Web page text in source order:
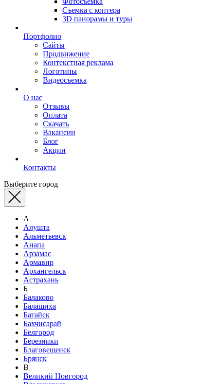
Съемка с коптера
3D панорамы и туры
Портфолио
Сайты
Продвижение
Контекстная реклама
Логотипы
Видеосъемка
О нас
Отзывы
Оплата
Скачать
Вакансии
Блог
Акции
Контакты
Выберите город
А
Алушта
Альметьевск
Анапа
Арзамас
Армавир
Архангельск
Астрахань
Б
Балаково
Балашиха
Батайск
Бахчисарай
Белгород
Березники
Благовещенск
Брянск
В
Великий Новгород